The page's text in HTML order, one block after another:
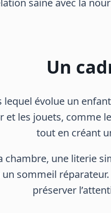
saine avec la
Un
lequel évolue un
les jouets, comme
tout en créant
chambre, une literie
sommeil
préserver